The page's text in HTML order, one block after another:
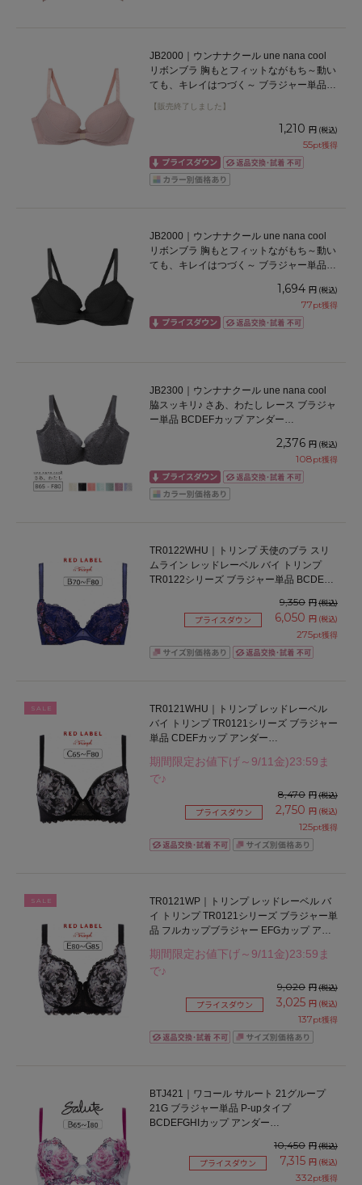
JB2000｜ウンナナクール une nana cool
リボンブラ 胸もとフィットながもち～動い
ても、キレイはつづく～ ブラジャー単品
【販売終了しました】
1,210 円 (税込)
55pt獲得
JB2000｜ウンナナクール une nana cool
リボンブラ 胸もとフィットながもち～動い
ても、キレイはつづく～ ブラジャー単品
1,694 円 (税込)
77pt獲得
JB2300｜ウンナナクール une nana cool
脇スッキリ♪ さあ、わたし レース ブラジャ
ー単品 BCDEFカップ アンダー
2,376 円 (税込)
108pt獲得
TR0122WHU｜トリンプ 天使のブラ スリ
ムライン レッドレーベル バイ トリンプ
TR0122シリーズ ブラジャー単品 BCDEF
9,350 円(税込)
プライスダウン 6,050 円 (税込)
275pt獲得
SALE
TR0121WHU｜トリンプ レッドレーベル
バイ トリンプ TR0121シリーズ ブラジャー
単品 CDEFカップ アンダー
期間限定お値下げ～9/11金)23:59ま
で♪
8,470 円(税込)
プライスダウン 2,750 円 (税込)
125pt獲得
SALE
TR0121WP｜トリンプ レッドレーベル バ
イ トリンプ TR0121シリーズ ブラジャー単
品 フルカップブラジャー EFGカップ アン
期間限定お値下げ～9/11金)23:59ま
で♪
9,020 円(税込)
プライスダウン 3,025 円 (税込)
137pt獲得
BTJ421｜ワコール サルート 21グループ
21G ブラジャー単品 P-upタイプ
BCDEFGHIカップ アンダー
10,450 円(税込)
プライスダウン 7,315 円 (税込)
332pt獲得